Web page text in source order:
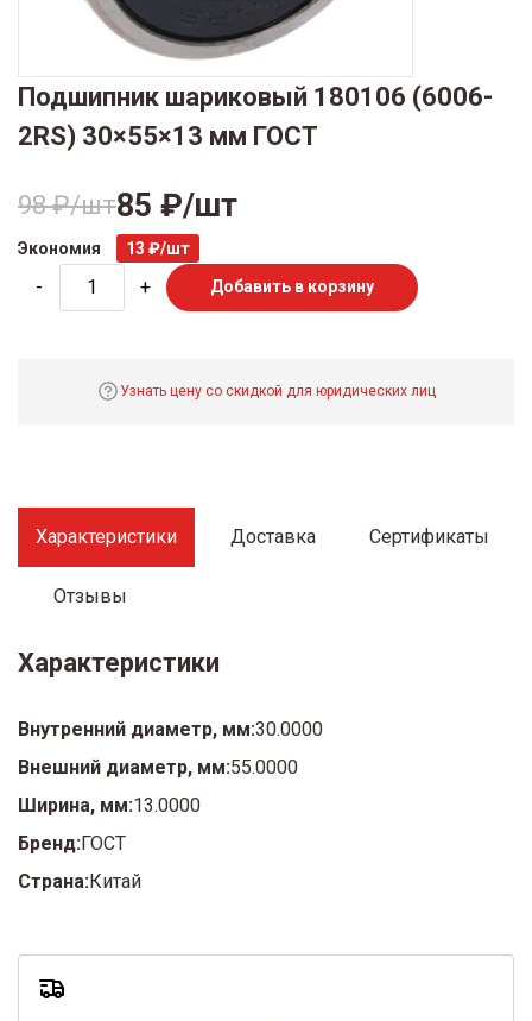
Подшипник шариковый 180106 (6006-
2RS) 30×55×13 мм ГОСТ
98 ₽/шт85 ₽/шт
Экономия 13 ₽/шт
- + Добавить в корзину
Узнать цену со скидкой для юридических лиц
Характеристики Доставка Сертификаты
Отзывы
Характеристики
Внутренний диаметр, мм:30.0000
Внешний диаметр, мм:55.0000
Ширина, мм:13.0000
Бренд:ГОСТ
Страна:Китай